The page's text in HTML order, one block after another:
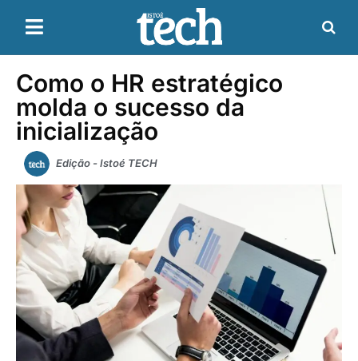
Como o HR estratégico
molda o sucesso da
inicialização
Edição - Istoé TECH